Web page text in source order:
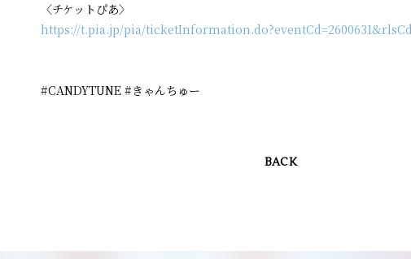
〈チケットぴあ〉
https://t.pia.jp/pia/
#CANDYTUNE #きゃんちゅー
BACK